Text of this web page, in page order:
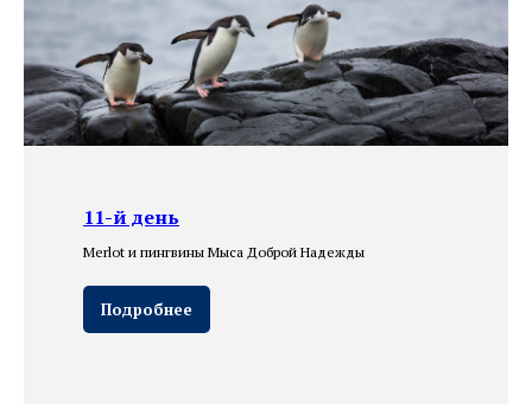
11-й день
Merlot и пингвины Мыса Доброй Надежды
Подробнее